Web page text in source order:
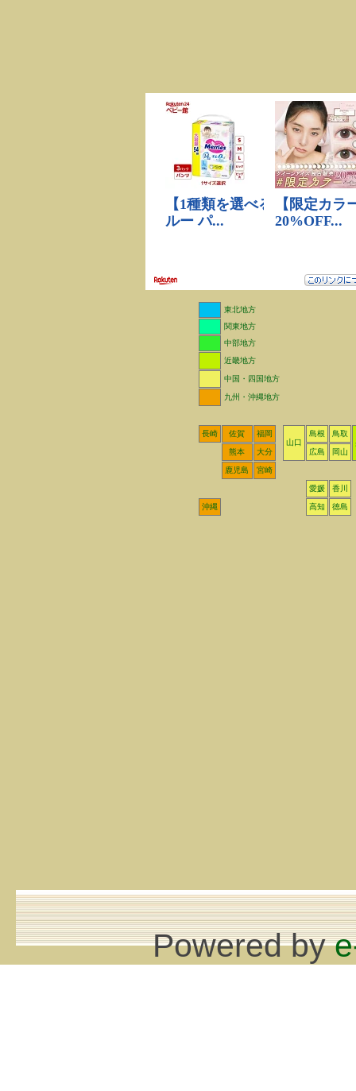
東北地方
関東地方
中部地方
近畿地方
中国・四国地方
九州・沖縄地方
長崎 佐賀
福岡
山口
島根
鳥取
熊本
大分 広島 岡山
鹿児島 宮崎
愛媛 香川
沖縄 高知 徳島
Powered by